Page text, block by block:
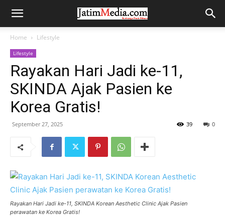
Home Lifestyle
Lifestyle
Rayakan Hari Jadi ke-11,
SKINDA Ajak Pasien ke
Korea Gratis!
September 27, 2025 0
39
Rayakan Hari Jadi ke-11, SKINDA Korean Aesthetic Clinic Ajak Pasien
perawatan ke Korea Gratis!